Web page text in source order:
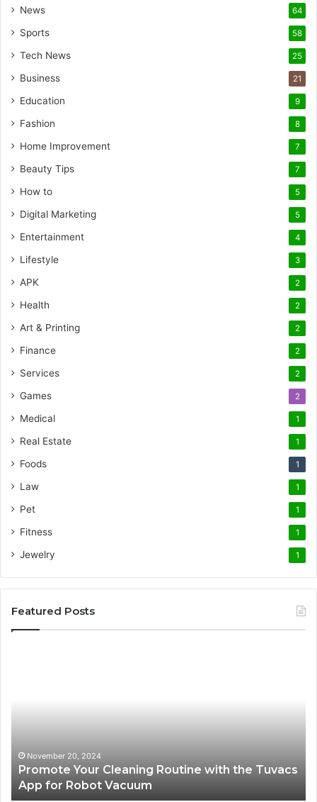
News 64
Sports 58
Tech News 25
Business 21
Education 9
Fashion 8
Home Improvement 7
Beauty Tips 7
How to 5
Digital Marketing 5
Entertainment 4
Lifestyle 3
APK 2
Health 2
Art & Printing 2
Finance 2
Services 2
Games 2
Medical 1
Real Estate 1
Foods 1
Law 1
Pet 1
Fitness 1
Jewelry 1
Featured Posts
App
for
Robot
November 20, 2024
Promote Your Cleaning Routine with the Tuvacs
App for Robot Vacuum